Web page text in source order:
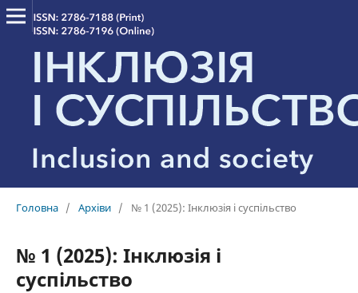
Головна / Архіви / № 1 (2025): Інклюзія і суспільство
№ 1 (2025): Інклюзія і
суспільство